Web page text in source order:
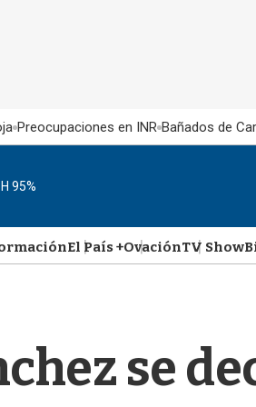
Preocupaciones en INR Bañados de
95%
El País +OvaciónTV Show
se